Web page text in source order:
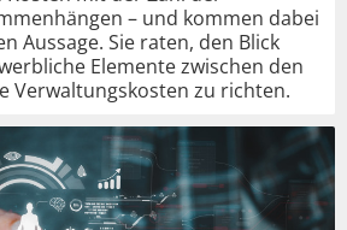
– und kommen dabei
Aussage. Sie raten, den Blick
Elemente zwischen den
Verwaltungskosten zu richten.